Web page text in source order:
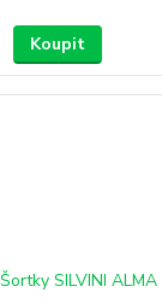
Koupit